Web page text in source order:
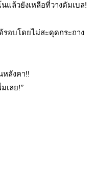
ล้วยังเหลือที่วางดัมเบล!
อบโดยไม่สะดุดกระถาง
ลังคา!!
เลย!”